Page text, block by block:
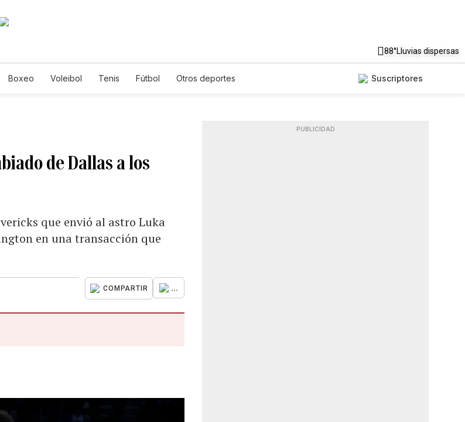
88°Lluvias dispersas
Boxeo Voleibol Tenis Fútbol Otros deportes Suscriptores
de Dallas a los
que envió al astro Luka
en una transacción que
COMPARTIR ...
PUBLICIDAD